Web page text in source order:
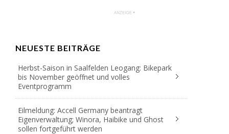
NEUESTE BEITRÄGE
Herbst-Saison in Saalfelden Leogang: Bikepark
bis November geöffnet und volles
Eventprogramm
Eilmeldung: Accell Germany beantragt
Eigenverwaltung; Winora, Haibike und Ghost
sollen fortgeführt werden